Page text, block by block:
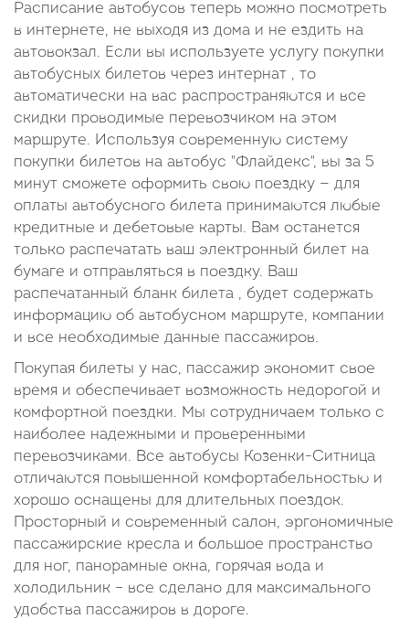
Расписание автобусов теперь можно посмотреть
в интернете, не выходя из дома и не ездить на
автовокзал. Если вы используете услугу покупки
автобусных билетов через интернат , то
автоматически на вас распространяются и все
скидки проводимые перевозчиком на этом
маршруте. Используя современную систему
покупки билетов на автобус "Флайдекс", вы за 5
минут сможете оформить свою поездку — для
оплаты автобусного билета принимаются любые
кредитные и дебетовые карты. Вам останется
только распечатать ваш электронный билет на
бумаге и отправляться в поездку. Ваш
распечатанный бланк билета , будет содержать
информацию об автобусном маршруте, компании
и все необходимые данные пассажиров.
Покупая билеты у нас, пассажир экономит свое
время и обеспечивает возможность недорогой и
комфортной поездки. Мы сотрудничаем только с
наиболее надежными и проверенными
перевозчиками. Все автобусы Козенки-Ситница
отличаются повышенной комфортабельностью и
хорошо оснащены для длительных поездок.
Просторный и современный салон, эргономичные
пассажирские кресла и большое пространство
для ног, панорамные окна, горячая вода и
холодильник – все сделано для максимального
удобства пассажиров в дороге.